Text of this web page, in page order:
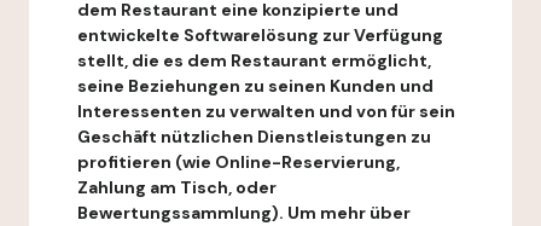
dem Restaurant eine konzipierte und
entwickelte Softwarelösung zur Verfügung
stellt, die es dem Restaurant ermöglicht,
seine Beziehungen zu seinen Kunden und
Interessenten zu verwalten und von für sein
Geschäft nützlichen Dienstleistungen zu
profitieren (wie Online-Reservierung,
Zahlung am Tisch, oder
Bewertungssammlung). Um mehr über